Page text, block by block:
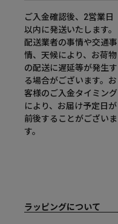
ご入金確認後、2営業日
以内に発送いたします。
配送業者の事情や交通事
情、天候により、お荷物
の配送に遅延等が発生す
る場合がございます。お
客様のご入金タイミング
により、お届け予定日が
前後することがございま
す。
ラッピングについて